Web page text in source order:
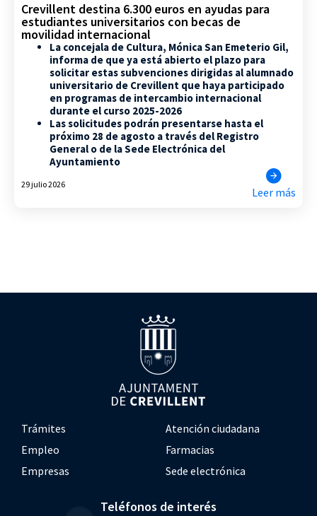
Crevillent destina 6.300 euros en ayudas para
estudiantes universitarios con becas de
movilidad internacional
La concejala de Cultura, Mónica San Emeterio Gil,
informa de que ya está abierto el plazo para
solicitar estas subvenciones dirigidas al alumnado
universitario de Crevillent que haya participado
en programas de intercambio internacional
durante el curso 2025-2026
Las solicitudes podrán presentarse hasta el
próximo 28 de agosto a través del Registro
General o de la Sede Electrónica del
Ayuntamiento
29 julio 2026
Leer más
Trámites
Atención ciudadana
Empleo
Farmacias
Empresas
Sede electrónica
Teléfonos de interés